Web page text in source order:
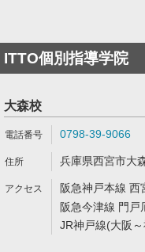
ITTO個別指導学院
大森校
0798-39-9066
兵庫県西宮市大
阪急神戸本線
阪急今津線 門
JR神戸線(大阪